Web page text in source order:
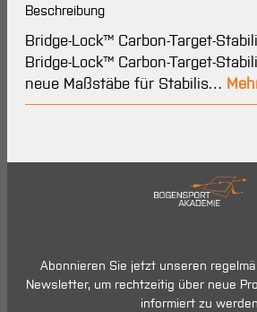
Beschreibung
Bridge-Lock™ Carbon-Target-
Bridge-Lock™ Carbon-Target-
neue Maßstäbe für Stabilis…
Abonnieren Sie jetzt unseren
Newsletter, um rechtzeitig über neue
informiert zu